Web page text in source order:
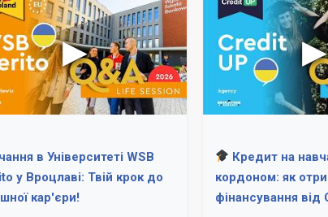
в Університеті WSB
у Вроцлаві: Твій крок до
кар'єри!
Кредит на
кордоном: як
фінансування від